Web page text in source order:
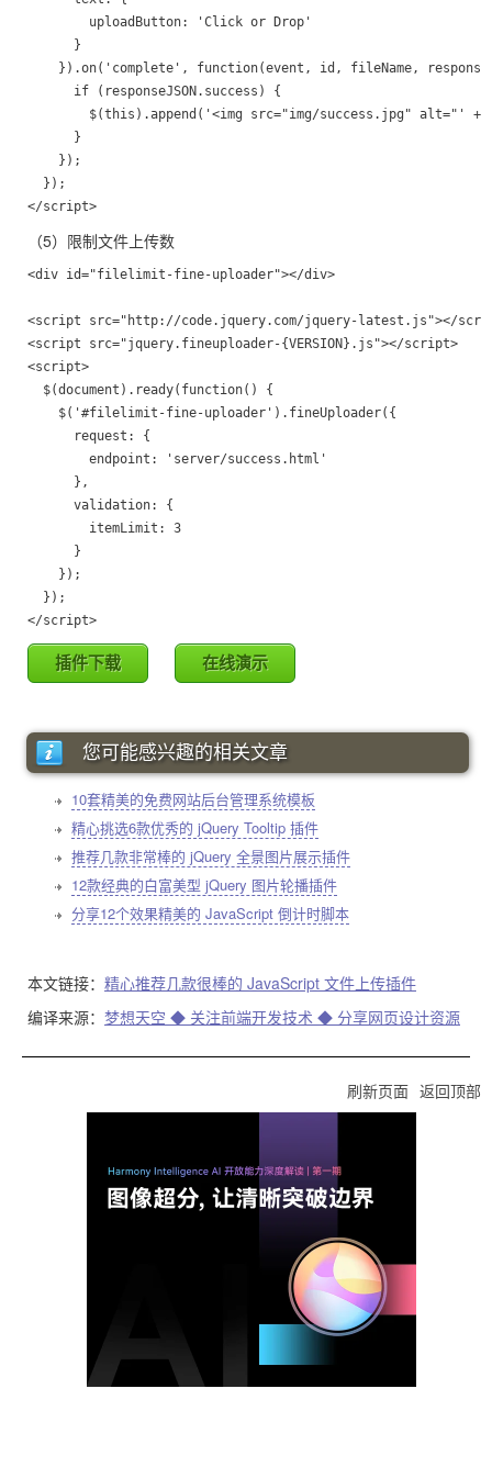
        uploadButton: 'Click or Drop'
      }
}).on('complete', function(event, id, fileName,
      if (responseJSON.success) {
$(this).append('<img src="img/success.jpg" alt="' +
      }
    });
  });
（5）限制文件上传数
<div id="filelimit-fine-uploader"></div>
<script src="http://code.jquery.com/jquery-latest.js"></
<script src="jquery.fineuploader-{VERSION}.js"></script>
<script>
  $(document).ready(function() {
    $('#filelimit-fine-uploader').fineUploader({
      request: {
        endpoint: 'server/success.html'
      },
      validation: {
        itemLimit: 3
      }
    });
  });
插件下载 在线演示
您可能感兴趣的相关文章
10套精美的免费网站后台管理系统模板
精心挑选6款优秀的 jQuery Tooltip 插件
推荐几款非常棒的 jQuery 全景图片展示插件
12款经典的白富美型 jQuery 图片轮播插件
分享12个效果精美的 JavaScript 倒计时脚本
本文链接： 精心推荐几款很棒的 JavaScript 文件上传插件
编译来源： 梦想天空 ◆ 关注前端开发技术 ◆ 分享网页设计资源
刷新页面 返回顶部